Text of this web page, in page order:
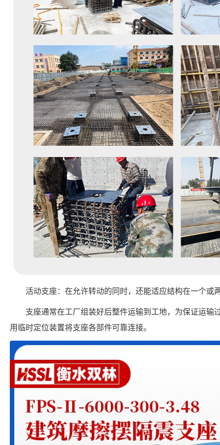
活动支座：在允许转动的同时，还能适应结构在一个或
支座通常在工厂组装好后整件运输到工地，为保证运输
用临时定位装置将支座各部件可靠连接。